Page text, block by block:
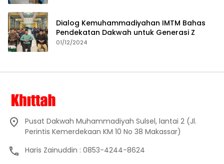
Dialog Kemuhammadiyahan IMTM Bahas
Pendekatan Dakwah untuk Generasi Z
01/12/2024
Pusat Dakwah Muhammadiyah Sulsel, lantai 2 (Jl.
Perintis Kemerdekaan KM 10 No 38 Makassar)
Haris Zainuddin : 0853-4244-8624